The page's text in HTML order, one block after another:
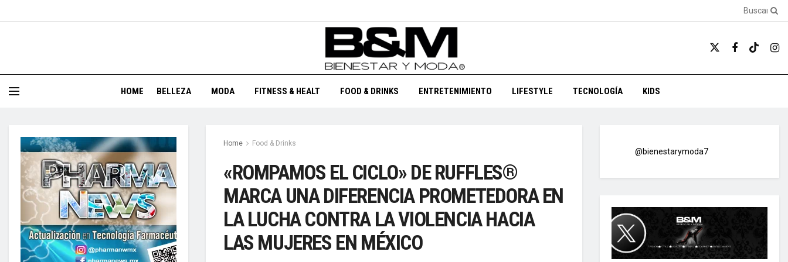
HOME BELLEZA MODA FITNESS & HEALT FOOD & DRINKS ENTRETENIMIENTO LIFESTYLE TECNOLOGÍA KIDS
Home Food & Drinks
«ROMPAMOS EL CICLO» DE RUFFLES®
MARCA UNA DIFERENCIA PROMETEDORA EN
LA LUCHA CONTRA LA VIOLENCIA HACIA
LAS MUJERES EN MÉXICO
@bienestarymoda7